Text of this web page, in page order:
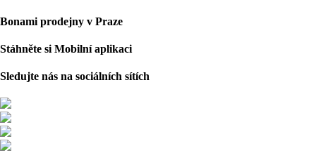
Bonami prodejny v Praze
Stáhněte si Mobilní aplikaci
Sledujte nás na sociálních sítích